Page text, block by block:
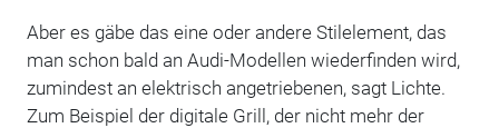
Aber es gäbe das eine oder andere Stilelement, das
man schon bald an Audi-Modellen wiederfinden wird,
zumindest an elektrisch angetriebenen, sagt Lichte.
Zum Beispiel der digitale Grill, der nicht mehr der